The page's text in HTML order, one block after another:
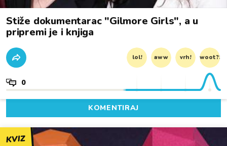
Stiže dokumentarac "Gilmore Girls", a u
pripremi je i knjiga
lol! aww vrh! woot?!
0
KOMENTIRAJ
KVIZ